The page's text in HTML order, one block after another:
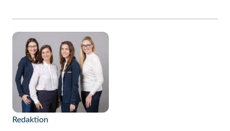
Redaktion